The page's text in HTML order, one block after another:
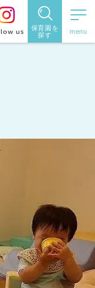
保育園を
探す
す
東京都 全域